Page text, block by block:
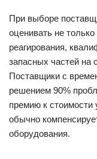
При выборе
оценивать не
реагирования,
запасных частей на
Поставщики с
решением 90%
премию к стоимости
обычно
оборудования.